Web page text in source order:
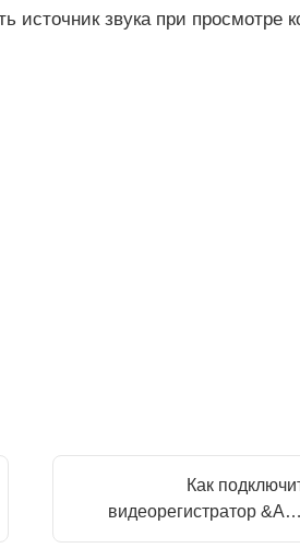
звука при просмотре
Как
видеорегистратор
Sound